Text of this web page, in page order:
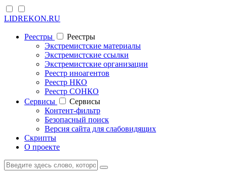
LIDREKON.RU
Реестры
Реестры
Экстремистские материалы
Экстремистские ссылки
Экстремистские организации
Реестр иноагентов
Реестр НКО
Реестр СОНКО
Cервисы
Cервисы
Контент-фильтр
Безопасный поиск
Версия сайта для слабовидящих
Скрипты
О проекте